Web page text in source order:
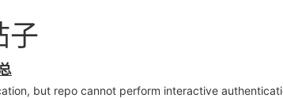
子
but repo cannot perform interactive